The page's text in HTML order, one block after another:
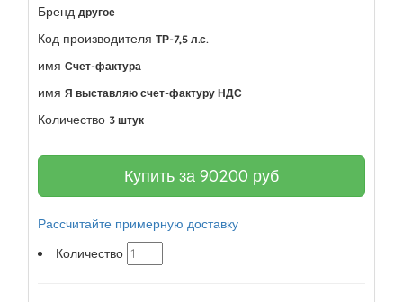
Бренд другое
Код производителя ТР-7,5 л.с.
имя Счет-фактура
имя Я выставляю счет-фактуру НДС
Количество 3 штук
Купить за 90200 руб
Рассчитайте примерную доставку
Количество